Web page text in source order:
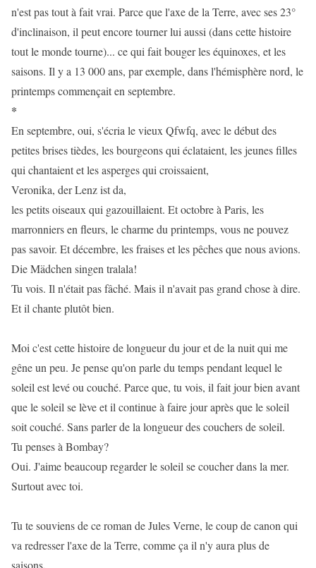
n'est pas tout à fait vrai. Parce que l'axe de la Terre, avec ses 23°
d'inclinaison, il peut encore tourner lui aussi (dans cette histoire
tout le monde tourne)... ce qui fait bouger les équinoxes, et les
saisons. Il y a 13 000 ans, par exemple, dans l'hémisphère nord, le
printemps commençait en septembre.
*
En septembre, oui, s'écria le vieux Qfwfq, avec le début des
petites brises tièdes, les bourgeons qui éclataient, les jeunes filles
qui chantaient et les asperges qui croissaient,
Veronika, der Lenz ist da,
les petits oiseaux qui gazouillaient. Et octobre à Paris, les
marronniers en fleurs, le charme du printemps, vous ne pouvez
pas savoir. Et décembre, les fraises et les pêches que nous avions.
Die Mädchen singen tralala!
Tu vois. Il n'était pas fâché. Mais il n'avait pas grand chose à dire.
Et il chante plutôt bien.
Moi c'est cette histoire de longueur du jour et de la nuit qui me
gêne un peu. Je pense qu'on parle du temps pendant lequel le
soleil est levé ou couché. Parce que, tu vois, il fait jour bien avant
que le soleil se lève et il continue à faire jour après que le soleil
soit couché. Sans parler de la longueur des couchers de soleil.
Tu penses à Bombay?
Oui. J'aime beaucoup regarder le soleil se coucher dans la mer.
Surtout avec toi.
Tu te souviens de ce roman de Jules Verne, le coup de canon qui
va redresser l'axe de la Terre, comme ça il n'y aura plus de
saisons.